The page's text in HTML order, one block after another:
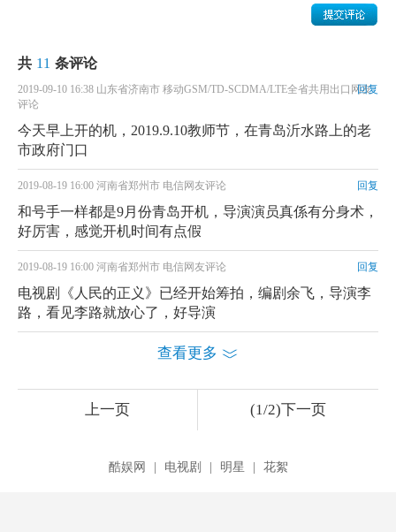
共 11 条评论
2019-09-10 16:38 山东省济南市 移动GSM/TD-SCDMA/LTE全省共用出口网友
评论
回复
今天早上开的机，2019.9.10教师节，在青岛沂水路上的老
市政府门口
2019-08-19 16:00 河南省郑州市 电信网友评论 回复
和号手一样都是9月份青岛开机，导演演员真係有分身术，
好厉害，感觉开机时间有点假
2019-08-19 16:00 河南省郑州市 电信网友评论 回复
电视剧《人民的正义》已经开始筹拍，编剧余飞，导演李
路，看见李路就放心了，好导演
查看更多
上一页 (1/2)下一页
酷娱网 | 电视剧 | 明星 | 花絮